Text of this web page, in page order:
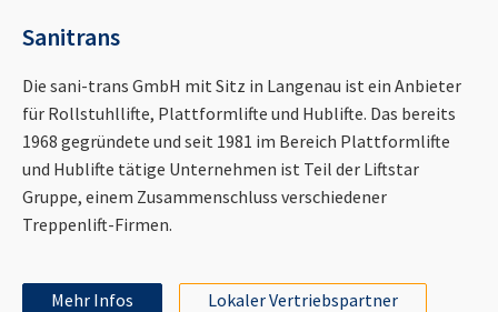
Sanitrans
Die sani-trans GmbH mit Sitz in Langenau ist ein Anbieter
für Rollstuhllifte, Plattformlifte und Hublifte. Das bereits
1968 gegründete und seit 1981 im Bereich Plattformlifte
und Hublifte tätige Unternehmen ist Teil der Liftstar
Gruppe, einem Zusammenschluss verschiedener
Treppenlift-Firmen.
Mehr Infos Lokaler Vertriebspartner